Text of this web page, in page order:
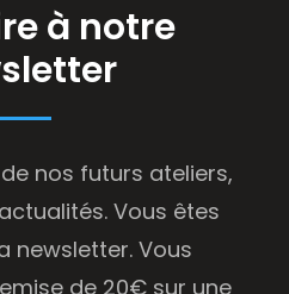
à notre
nos futurs ateliers,
Vous êtes
newsletter. Vous
de 20€ sur une